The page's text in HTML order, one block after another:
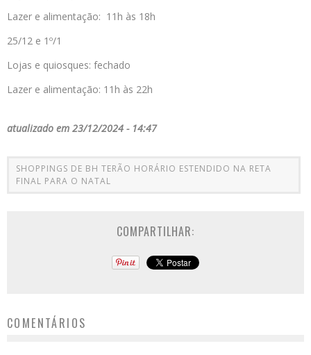
Lazer e alimentação: 11h às 18h
25/12 e 1º/1
Lojas e quiosques: fechado
Lazer e alimentação: 11h às 22h
atualizado em 23/12/2024 - 14:47
SHOPPINGS DE BH TERÃO HORÁRIO ESTENDIDO NA RETA
FINAL PARA O NATAL
COMPARTILHAR:
COMENTÁRIOS